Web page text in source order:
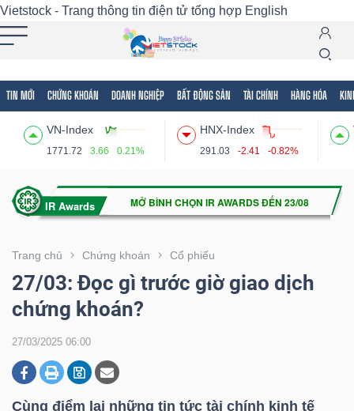
Vietstock - Trang thông tin điện tử tổng hợp English
TIN MỚI CHỨNG KHOÁN DOANH NGHIỆP BẤT ĐỘNG SẢN TÀI CHÍNH HÀNG HÓA
VN-Index
1771.72 3.66 0.21%
HNX-Index
291.03 -2.41 -0.82%
Trang chủ Chứng khoán Cổ phiếu
27/03: Đọc gì trước giờ giao dịch
chứng khoán?
27/03/2025 06:00
Cùng điểm lại những tin tức tài chính kinh tế
Tất cả Tính năng Ngành Mã chứng khoán
Tính
(-)
VIETSTOCK
CHỨNG
DOANH